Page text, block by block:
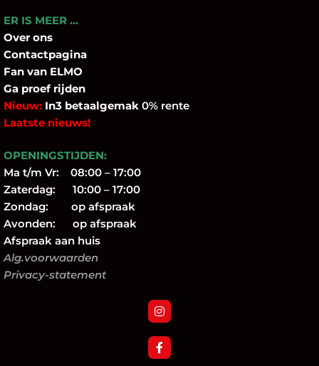
ER IS MEER …
Over ons
Contactpagina
Fan van ELMO
Ga proef rijden
Nieuw: In3 betaalgemak 0% rente
Laatste nieuws!
OPENINGSTIJDEN:
Ma t/m Vr: 08:00 – 17:00
Zaterdag: 10:00 – 17:00
Zondag: op afspraak
Avonden: op afspraak
Afspraak aan huis
Alg.voorwaarden
Privacy-statement